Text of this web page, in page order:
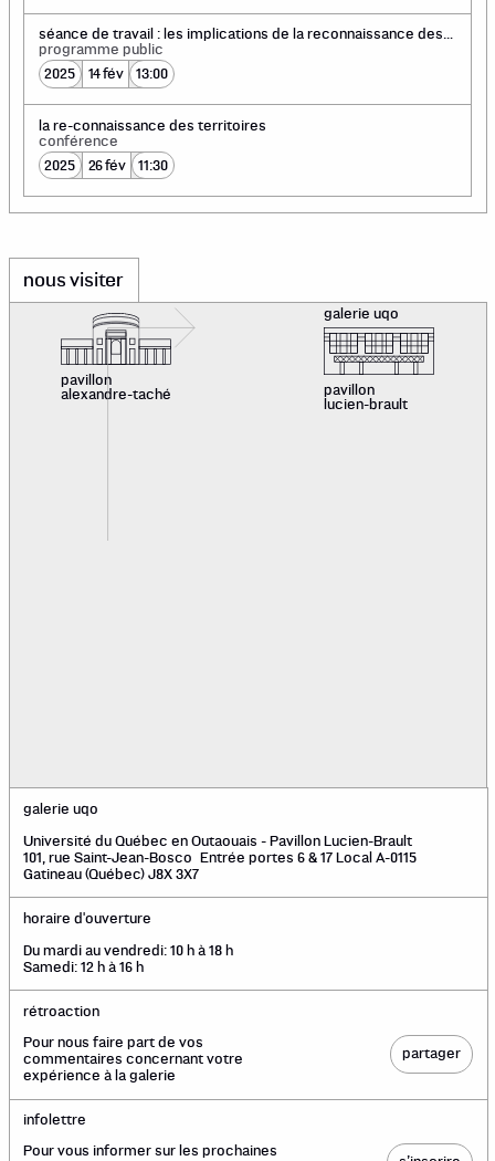
2025 14 fév 13:00
séance de travail : les implications de la reconnaissance des
territoires dans une perspective de décolonisation des
espaces culturels
programme public
2025 26 fév 11:30
la re-connaissance des territoires
conférence
nous visiter
galerie uqo
Université du Québec en Outaouais - Pavillon Lucien-Brault
101, rue Saint-Jean-Bosco Entrée portes 6 & 17 Local A-0115
Gatineau (Québec) J8X 3X7
horaire d'ouverture
Du mardi au vendredi: 10 h à 18 h
Samedi: 12 h à 16 h
rétroaction
Pour nous faire part de vos
commentaires concernant votre
expérience à la galerie
partager
infolettre
Pour vous informer sur les prochaines
galerie uqo
pavillon
lucien-brault
pavillon
alexandre-taché